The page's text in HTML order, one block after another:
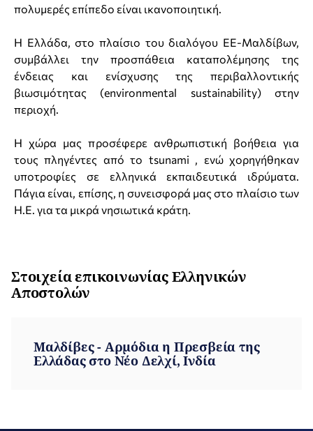
πολυμερές επίπεδο είναι ικανοποιητική.
Η Ελλάδα, στο πλαίσιο του διαλόγου ΕΕ-Μαλδίβων,
συμβάλλει την προσπάθεια καταπολέμησης της
ένδειας και ενίσχυσης της περιβαλλοντικής
βιωσιμότητας (environmental sustainability) στην
περιοχή.
Η χώρα μας προσέφερε ανθρωπιστική βοήθεια για
τους πληγέντες από το tsunami , ενώ χορηγήθηκαν
υποτροφίες σε ελληνικά εκπαιδευτικά ιδρύματα.
Πάγια είναι, επίσης, η συνεισφορά μας στο πλαίσιο των
Η.Ε. για τα μικρά νησιωτικά κράτη.
Στοιχεία επικοινωνίας Ελληνικών
Αποστολών
Μαλδίβες - Αρμόδια η Πρεσβεία της
Ελλάδας στο Νέο Δελχί, Ινδία